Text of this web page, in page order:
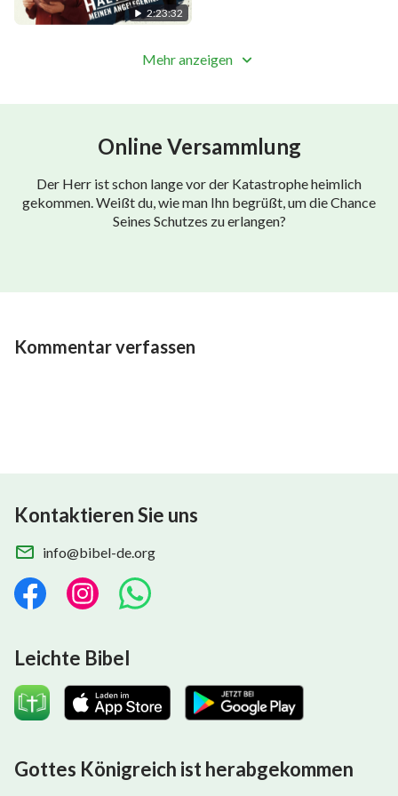
2:23:32
Mehr anzeigen
Online Versammlung
Der Herr ist schon lange vor der Katastrophe heimlich
gekommen. Weißt du, wie man Ihn begrüßt, um die Chance
Seines Schutzes zu erlangen?
Kommentar verfassen
Kontaktieren Sie uns
info@bibel-de.org
Leichte Bibel
Gottes Königreich ist herabgekommen